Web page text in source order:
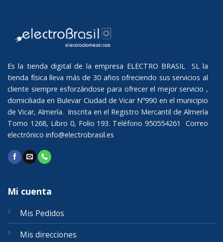
Es la tienda digital de la empresa ELECTRO BRASIL SL la
tienda física lleva más de 30 años ofreciendo sus servicios al
cliente siempre esforzándose para ofrecer el mejor servicio ,
domiciliada en Bulevar Ciudad de Vicar Nº990 en el municipio
de Vicar, Almería. Inscrita en el Registro Mercantil de Almería
Tomo 1268, Libro 0, Folio 193. Teléfono 950554261 Correo
electrónico info@electrobrasil.es
Mi cuenta
Mis Pedidos
Mis direcciones